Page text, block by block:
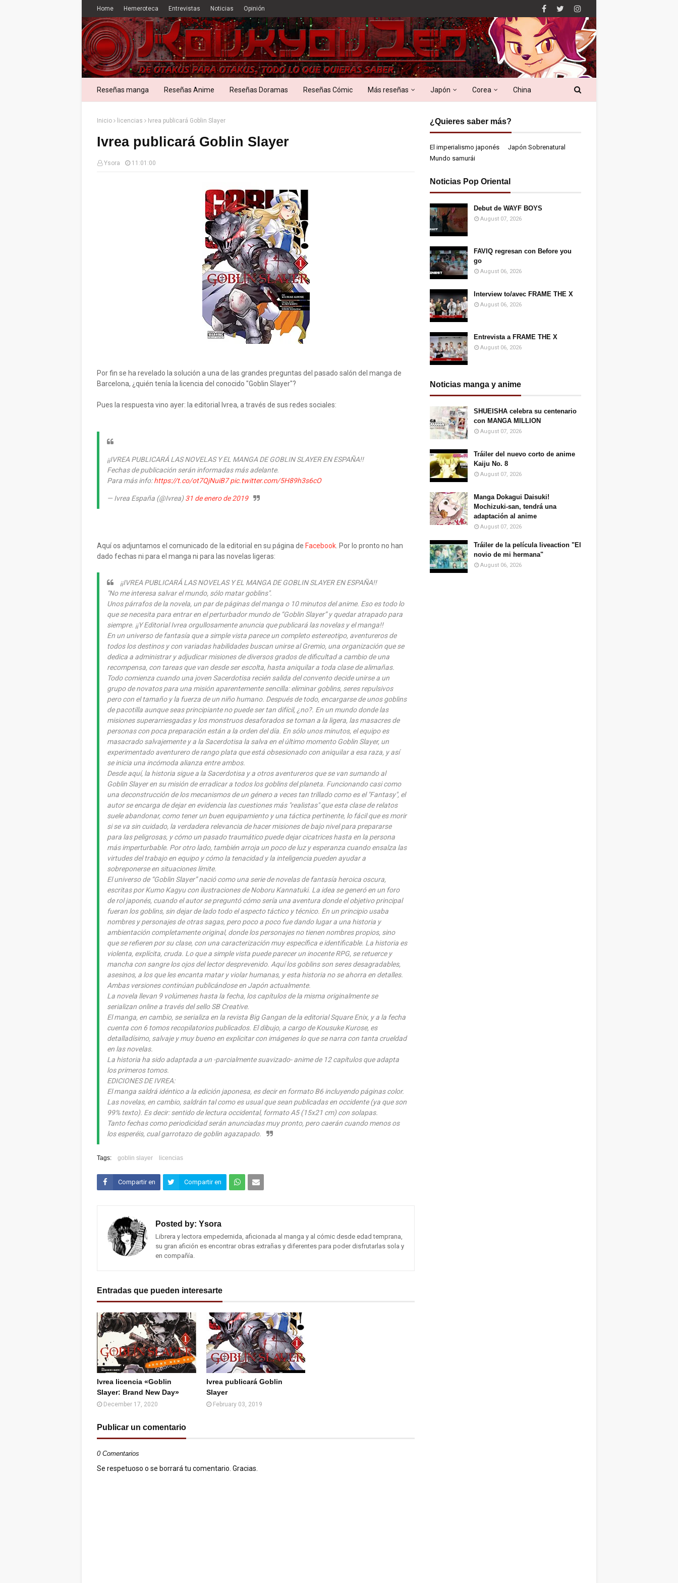
Home Hemeroteca Entrevistas Noticias Opinión
Reseñas manga Reseñas Anime Reseñas Doramas Reseñas Cómic Más reseñas Japón Corea China
Inicio licencias Ivrea publicará Goblin Slayer
Ivrea publicará Goblin Slayer
Ysora 11:01:00
Por fin se ha revelado la solución a una de las grandes preguntas del pasado salón del manga de
Barcelona, ¿quién tenía la licencia del conocido "Goblin Slayer"?
Pues la respuesta vino ayer: la editorial Ivrea, a través de sus redes sociales:
¡¡IVREA PUBLICARÁ LAS NOVELAS Y EL MANGA DE GOBLIN SLAYER EN ESPAÑA!!
Fechas de publicación serán informadas más adelante.
Para más info:https://t.co/ot7QjNuiB7 pic.twitter.com/5H89h3s6cO
— Ivrea España (@Ivrea)31 de enero de 2019
Aquí os adjuntamos el comunicado de la editorial en su página de Facebook . Por lo pronto no han
dado fechas ni para el manga ni para las novelas ligeras:
¡¡IVREA PUBLICARÁ LAS NOVELAS Y EL MANGA DE GOBLIN SLAYER EN ESPAÑA!!
"No me interesa salvar el mundo, sólo matar goblins".
Unos párrafos de la novela, un par de páginas del manga o 10 minutos del anime. Eso es todo lo
que se necesita para entrar en el perturbador mundo de “Goblin Slayer” y quedar atrapado para
siempre. ¡¡Y Editorial Ivrea orgullosamente anuncia que publicará las novelas y el manga!!
En un universo de fantasía que a simple vista parece un completo estereotipo, aventureros de
todos los destinos y con variadas habilidades buscan unirse al Gremio, una organización que se
dedica a administrar y adjudicar misiones de diversos grados de dificultad a cambio de una
recompensa, con tareas que van desde ser escolta, hasta aniquilar a toda clase de alimañas.
Todo comienza cuando una joven Sacerdotisa recién salida del convento decide unirse a un
grupo de novatos para una misión aparentemente sencilla: eliminar goblins, seres repulsivos
pero con el tamaño y la fuerza de un niño humano. Después de todo, encargarse de unos goblins
de pacotilla aunque seas principiante no puede ser tan difícil, ¿no?. En un mundo donde las
misiones superarriesgadas y los monstruos desaforados se toman a la ligera, las masacres de
personas con poca preparación están a la orden del día. En sólo unos minutos, el equipo es
masacrado salvajemente y a la Sacerdotisa la salva en el último momento Goblin Slayer, un
experimentado aventurero de rango plata que está obsesionado con aniquilar a esa raza, y así
se inicia una incómoda alianza entre ambos.
Desde aquí, la historia sigue a la Sacerdotisa y a otros aventureros que se van sumando al
Goblin Slayer en su misión de erradicar a todos los goblins del planeta. Funcionando casi como
una deconstrucción de los mecanismos de un género a veces tan trillado como es el "Fantasy", el
autor se encarga de dejar en evidencia las cuestiones más "realistas" que esta clase de relatos
suele abandonar, como tener un buen equipamiento y una táctica pertinente, lo fácil que es morir
si se va sin cuidado, la verdadera relevancia de hacer misiones de bajo nivel para prepararse
para las peligrosas, y cómo un pasado traumático puede dejar cicatrices hasta en la persona
más imperturbable. Por otro lado, también arroja un poco de luz y esperanza cuando ensalza las
virtudes del trabajo en equipo y cómo la tenacidad y la inteligencia pueden ayudar a
sobreponerse en situaciones límite.
El universo de “Goblin Slayer” nació como una serie de novelas de fantasía heroica oscura,
escritas por Kumo Kagyu con ilustraciones de Noboru Kannatuki. La idea se generó en un foro
de rol japonés, cuando el autor se preguntó cómo sería una aventura donde el objetivo principal
fueran los goblins, sin dejar de lado todo el aspecto táctico y técnico. En un principio usaba
nombres y personajes de otras sagas, pero poco a poco fue dando lugar a una historia y
ambientación completamente original, donde los personajes no tienen nombres propios, sino
que se refieren por su clase, con una caracterización muy específica e identificable. La historia es
violenta, explícita, cruda. Lo que a simple vista puede parecer un inocente RPG, se retuerce y
mancha con sangre los ojos del lector desprevenido. Aquí los goblins son seres desagradables,
asesinos, a los que les encanta matar y violar humanas, y esta historia no se ahorra en detalles.
Ambas versiones continúan publicándose en Japón actualmente.
La novela llevan 9 volúmenes hasta la fecha, los capítulos de la misma originalmente se
serializan online a través del sello SB Creative.
El manga, en cambio, se serializa en la revista Big Gangan de la editorial Square Enix, y a la fecha
cuenta con 6 tomos recopilatorios publicados. El dibujo, a cargo de Kousuke Kurose, es
detalladísimo, salvaje y muy bueno en explicitar con imágenes lo que se narra con tanta crueldad
en las novelas.
La historia ha sido adaptada a un -parcialmente suavizado- anime de 12 capítulos que adapta
los primeros tomos.
EDICIONES DE IVREA:
El manga saldrá idéntico a la edición japonesa, es decir en formato B6 incluyendo páginas color.
Las novelas, en cambio, saldrán tal como es usual que sean publicadas en occidente (ya que son
99% texto). Es decir: sentido de lectura occidental, formato A5 (15x21 cm) con solapas.
Tanto fechas como periodicidad serán anunciadas muy pronto, pero caerán cuando menos os
los esperéis, cual garrotazo de goblin agazapado.
Tags: goblin slayer licencias
Compartir en Compartir en
What Email
Posted by: Ysora
Librera y lectora empedernida, aficionada al manga y al cómic desde edad temprana,
su gran afición es encontrar obras extrañas y diferentes para poder disfrutarlas sola y
en compañía.
Entradas que pueden interesarte
Ivrea licencia «Goblin
Slayer: Brand New Day»
December 17, 2020
Ivrea publicará Goblin
Slayer
February 03, 2019
Publicar un comentario
0 Comentarios
Se respetuoso o se borrará tu comentario. Gracias.
¿Quieres saber más?
El imperialismo japonés
Japón Sobrenatural
Mundo samurái
Noticias Pop Oriental
Debut de WAYF BOYS
August 07, 2026
FAVIQ regresan con Before you
go
August 06, 2026
Interview to/avec FRAME THE X
August 06, 2026
Entrevista a FRAME THE X
August 06, 2026
Noticias manga y anime
SHUEISHA celebra su centenario
con MANGA MILLION
August 07, 2026
Tráiler del nuevo corto de anime
Kaiju No. 8
August 07, 2026
Manga Dokagui Daisuki!
Mochizuki-san, tendrá una
adaptación al anime
August 07, 2026
Tráiler de la película liveaction "El
novio de mi hermana"
August 06, 2026